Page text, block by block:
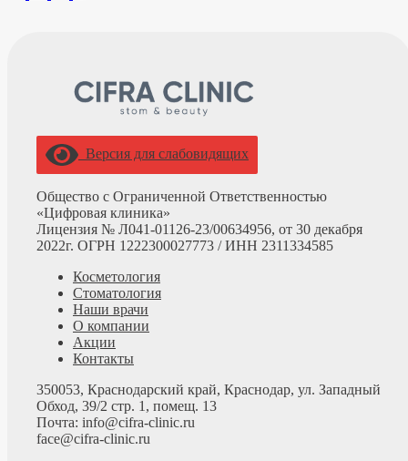
Версия для слабовидящих
Общество с Ограниченной Ответственностью
«Цифровая клиника»
Лицензия № Л041-01126-23/00634956, от 30 декабря
2022г. ОГРН 1222300027773 / ИНН 2311334585
Косметология
Стоматология
Наши врачи
О компании
Акции
Контакты
350053, Краснодарский край, Краснодар, ул. Западный
Обход, 39/2 стр. 1, помещ. 13
Почта: info@cifra-clinic.ru
face@cifra-clinic.ru